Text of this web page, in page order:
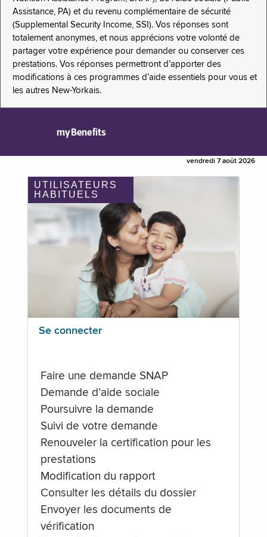
Assistance, PA) et du revenu complémentaire de sécurité
(Supplemental Security Income, SSI). Vos réponses sont
totalement anonymes, et nous apprécions votre volonté de
partager votre expérience pour demander ou conserver ces
prestations. Vos réponses permettront d’apporter des
modifications à ces programmes d’aide essentiels pour vous et
les autres New-Yorkais.
myBenefits
vendredi 7 août 2026
UTILISATEURS
HABITUELS
Se connecter
Faire une demande SNAP
Demande d’aide sociale
Poursuivre la demande
Suivi de votre demande
Renouveler la certification pour les
prestations
Modification du rapport
Consulter les détails du dossier
Envoyer les documents de
vérification